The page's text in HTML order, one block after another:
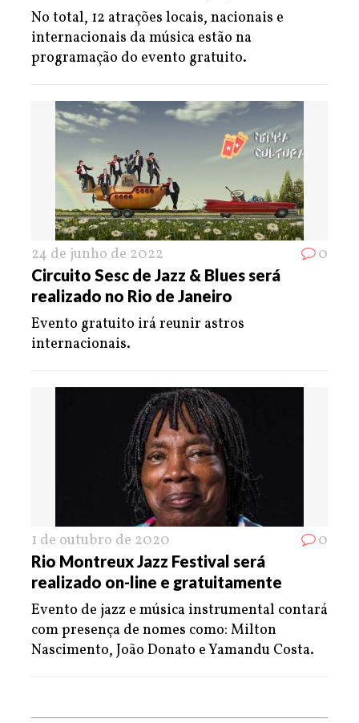
No total, 12 atrações locais, nacionais e
internacionais da música estão na
programação do evento gratuito.
24 de junho de 2022 0
Circuito Sesc de Jazz & Blues será
realizado no Rio de Janeiro
Evento gratuito irá reunir astros
internacionais.
1 de outubro de 2020 0
Rio Montreux Jazz Festival será
realizado on-line e gratuitamente
Evento de jazz e música instrumental contará
com presença de nomes como: Milton
Nascimento, João Donato e Yamandu Costa.